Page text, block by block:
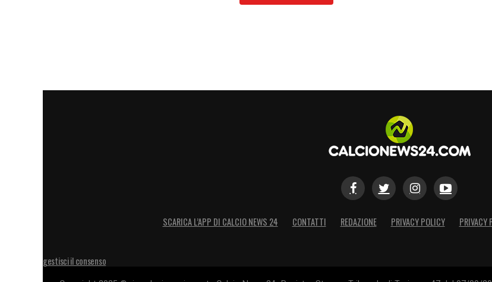
SCARICA L’APP DI CALCIO NEWS 24 CONTATTI REDAZIONE PRIVACY POLICY PRIVACY
gestisci il consenso